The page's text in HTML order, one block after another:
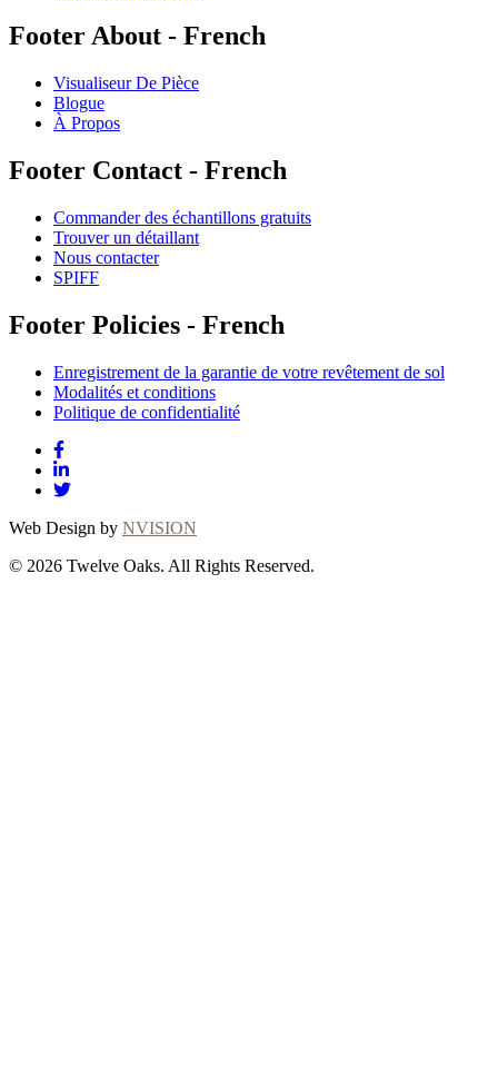
Footer About - French
Visualiseur De Pièce
Blogue
À Propos
Footer Contact - French
Commander des échantillons gratuits
Trouver un détaillant
Nous contacter
SPIFF
Footer Policies - French
Enregistrement de la garantie de votre revêtement de sol
Modalités et conditions
Politique de confidentialité
Web Design by NVISION
© 2026 Twelve Oaks. All Rights Reserved.